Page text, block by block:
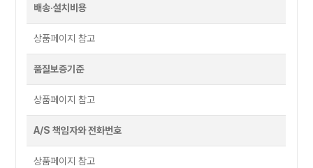
배송·설치비용
상품페이지 참고
품질보증기준
상품페이지 참고
A/S 책임자와 전화번호
상품페이지 참고